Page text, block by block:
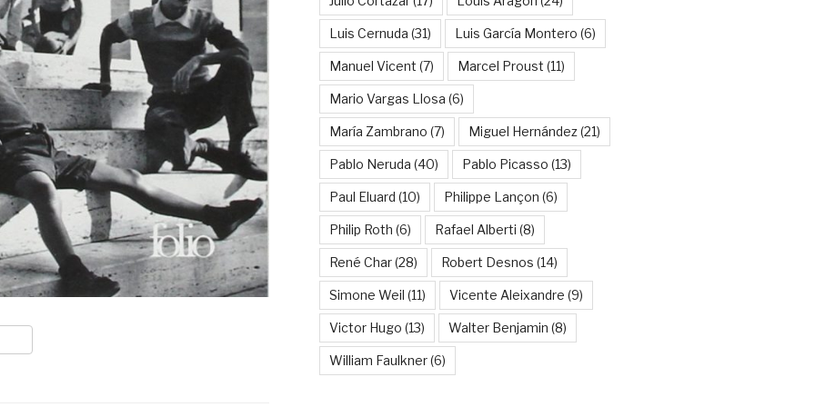
Luis Cernuda (31) Luis García Montero (6)
Manuel Vicent (7) Marcel Proust (11)
Mario Vargas Llosa (6)
María Zambrano (7) Miguel Hernández(21)
Pablo Neruda (40) Pablo Picasso (13)
Paul Eluard (10) Philippe Lançon (6)
Philip Roth (6) Rafael Alberti (8)
René Char(28) Robert Desnos (14)
Simone Weil (11) Vicente Aleixandre (9)
Victor Hugo (13) Walter Benjamin (8)
William Faulkner(6)